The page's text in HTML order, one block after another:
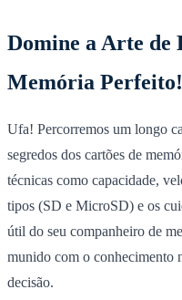
Domine a Arte de
Memória Perfeito!
Ufa! Percorremos um longo
segredos dos cartões de
técnicas como capacidade,
tipos (SD e MicroSD) e os
útil do seu companheiro de
munido com o conhecimento
decisão.